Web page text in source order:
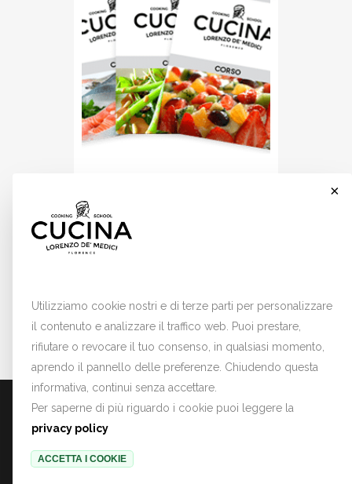
Quattro incontri (di 3 ore ciascuno)
Copyright © 2022 Lorenzo de' Medici.
×
Utilizziamo cookie nostri e di terze parti per personalizzare
il contenuto e analizzare il traffico web. Puoi prestare,
rifiutare o revocare il tuo consenso, in qualsiasi momento,
aprendo il pannello delle preferenze. Chiudendo questa
informativa, continui senza accettare.
Per saperne di più riguardo i cookie puoi leggere la
privacy policy
ACCETTA I COOKIE